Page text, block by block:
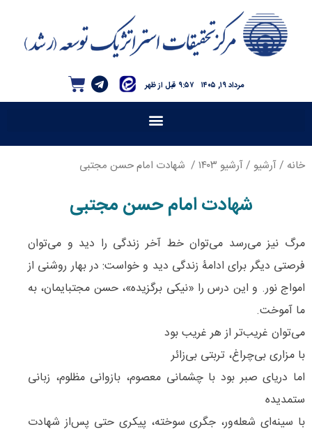
۹:۵۷ قبل از ظهر مرداد ۱۹, ۱۴۰۵
خانه /آرشیو /آرشیو ۱۴۰۳ / شهادت امام حسن مجتبی
شهادت امام حسن مجتبی
مرگ نیز می‌رسد می‌توان خط آخر زندگی را دید و می‌توان
فرصتی دیگر برای ادامۀ زندگی دید و خواست: در بهار روشنی از
امواج نور. و این درس را «نیکی برگزیده»، حسن مجتبایمان، به
ما آموخت.
می‌توان غریب‌تر از هر غریب بود
با مزاری بی‌چراغ، تربتی بی‌زائر
اما دریای صبر بود با چشمانی معصوم، بازوانی مظلوم، زبانی
ستمدیده
با سینه‌ای شعله‌ور، جگری سوخته، پیکری حتی پس‌از شهادت